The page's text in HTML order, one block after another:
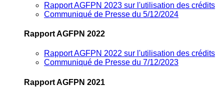
Rapport AGFPN 2023 sur l'utilisation des crédits
Communiqué de Presse du 5/12/2024
Rapport AGFPN 2022
Rapport AGFPN 2022 sur l'utilisation des crédits
Communiqué de Presse du 7/12/2023
Rapport AGFPN 2021